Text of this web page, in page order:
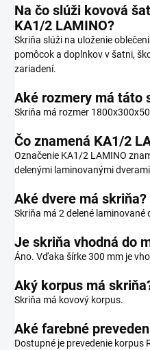
Na čo slúži kovová
KA1/2 LAMINO?
Skriňa slúži na uloženie
pomôcok a doplnkov v šatni,
zariadení.
Aké rozmery má táto
Skriňa má rozmer
Čo znamená KA1/2
Označenie KA1/2 LAMINO
delenými laminovanými
Aké dvere má skriňa?
Skriňa má 2 delené laminované
Je skriňa vhodná do
Áno. Vďaka šírke 300 mm je
Aký korpus má
Skriňa má kovový korpus.
Aké farebné
Dostupné je prevedenie korpus